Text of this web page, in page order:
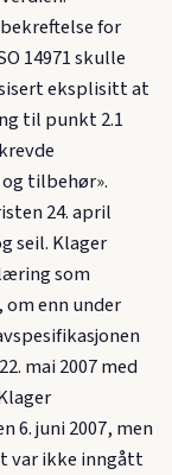
for
14971 skulle
eksplisitt at
til punkt 2.1
tilbehør».
24. april
seil. Klager
som
enn under
mai 2007 med
6. juni 2007, men
var ikke inngått